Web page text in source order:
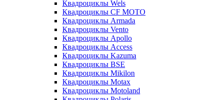
Квадроциклы Wels
Квадроциклы CF MOTO
Квадроциклы Armada
Квадроциклы Vento
Квадроциклы Apollo
Квадроциклы Access
Квадроциклы Kazuma
Квадроциклы BSE
Квадроциклы Mikilon
Квадроциклы Motax
Квадроциклы Motoland